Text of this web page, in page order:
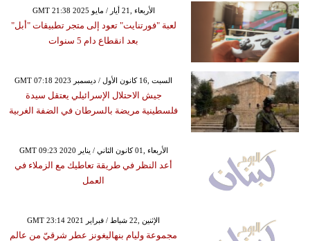
GMT 21:38 2025 الأربعاء ,21 أيار / مايو
لعبة "فورتنايت" تعود إلى متجر تطبيقات "أبل"
بعد انقطاع دام 5 سنوات
GMT 07:18 2023 السبت ,16 كانون الأول / ديسمبر
جيش الاحتلال الإسرائيلي يعتقل سيدة
فلسطينية مريضة بالسرطان في الضفة الغربية
GMT 09:23 2020 الأربعاء ,01 كانون الثاني / يناير
أعد النظر في طريقة تعاطيك مع الزملاء في
العمل
GMT 23:14 2021 الإثنين ,22 شباط / فبراير
مجموعة وليام بنهاليغونز عطر شرقيّ من عالم